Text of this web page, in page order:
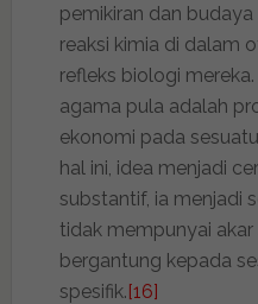
pemikiran dan
reaksi kimia di dalam
refleks biologi
agama pula adalah
ekonomi pada
hal ini, idea menjadi
substantif, ia menjadi
tidak mempunyai akar
bergantung kepada
spesifik.[16]